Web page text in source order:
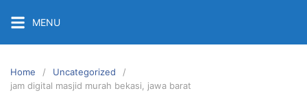
content
MENU
Home
Uncategorized
jam digital masjid murah bekasi, jawa barat